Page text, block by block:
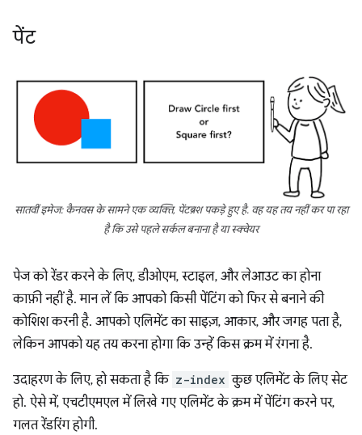
पेंट
सातवीं इमेज: कैनवस के सामने एक व्यक्ति, पेंटब्रश पकड़े हुए है. वह यह तय नहीं कर पा रहा
है कि उसे पहले सर्कल बनाना है या स्क्वेयर
पेज को रेंडर करने के लिए, डीओएम, स्टाइल, और लेआउट का होना
काफ़ी नहीं है. मान लें कि आपको किसी पेंटिंग को फिर से बनाने की
कोशिश करनी है. आपको एलिमेंट का साइज़, आकार, और जगह पता है,
लेकिन आपको यह तय करना होगा कि उन्हें किस क्रम में रंगना है.
उदाहरण के लिए, हो सकता है कि z-index कुछ एलिमेंट के लिए सेट
हो. ऐसे में, एचटीएमएल में लिखे गए एलिमेंट के क्रम में पेंटिंग करने पर,
गलत रेंडरिंग होगी.